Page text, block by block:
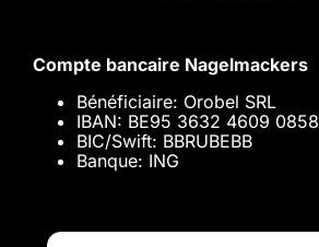
Compte bancaire Nagelmackers
Bénéficiaire: Orobel SRL
IBAN: BE95 3632 4609 0858
BIC/Swift: BBRUBEBB
Banque: ING